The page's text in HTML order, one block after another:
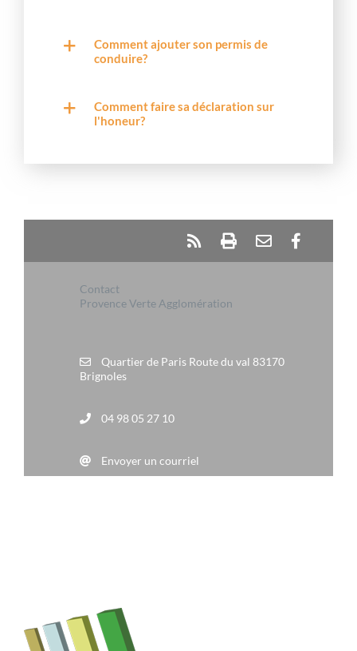
Comment ajouter son permis de
conduire?
Comment faire sa déclaration sur
l'honeur?
Contact
Provence Verte Agglomération
Quartier de Paris Route du val 83170
Brignoles
04 98 05 27 10
Envoyer un courriel